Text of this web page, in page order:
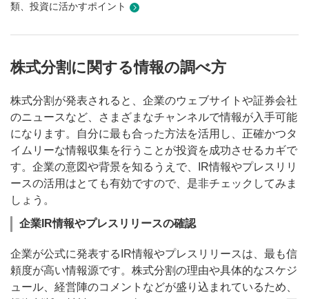
類、投資に活かすポイント
株式分割に関する情報の調べ方
株式分割が発表されると、企業のウェブサイトや証券会社
のニュースなど、さまざまなチャンネルで情報が入手可能
になります。自分に最も合った方法を活用し、正確かつタ
イムリーな情報収集を行うことが投資を成功させるカギで
す。企業の意図や背景を知るうえで、IR情報やプレスリリ
ースの活用はとても有効ですので、是非チェックしてみま
しょう。
企業IR情報やプレスリリースの確認
企業が公式に発表するIR情報やプレスリリースは、最も信
頼度が高い情報源です。株式分割の理由や具体的なスケジ
ュール、経営陣のコメントなどが盛り込まれているため、